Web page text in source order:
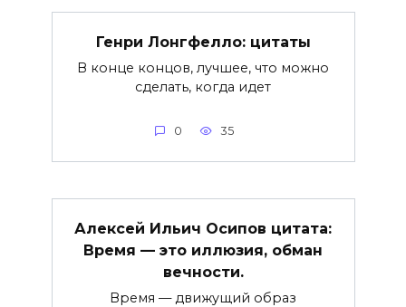
Генри Лонгфелло: цитаты
В конце концов, лучшее, что можно
сделать, когда идет
0 35
Алексей Ильич Осипов цитата:
Время — это иллюзия, обман
вечности.
Время — движущий образ